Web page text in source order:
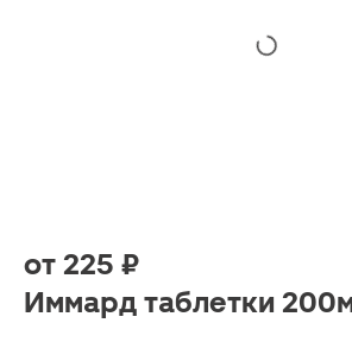
от 225 ₽
Иммард таблетки